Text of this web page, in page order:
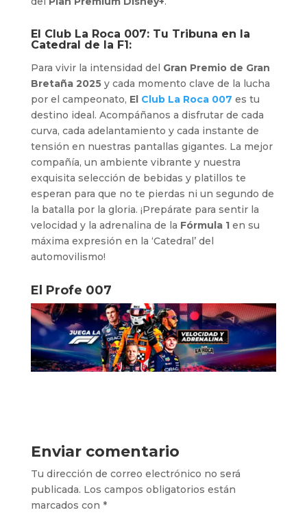
El Club La Roca 007: Tu Tribuna en la
Catedral de la F1:
Para vivir la intensidad del Gran Premio de Gran
Bretaña 2025y cada momento clave de la lucha
por el campeonato, El Club La Roca 007 es tu
destino ideal. Acompáñanos a disfrutar de cada
curva, cada adelantamiento y cada instante de
tensión en nuestras pantallas gigantes. La mejor
compañía, un ambiente vibrante y nuestra
exquisita selección de bebidas y platillos te
esperan para que no te pierdas ni un segundo de
la batalla por la gloria. ¡Prepárate para sentir la
velocidad y la adrenalina de la Fórmula 1en su
máxima expresión en la ‘Catedral’ del
automovilismo!
El Profe 007
Enviar comentario
Tu dirección de correo electrónico no será
publicada. Los campos obligatorios están
marcados con *